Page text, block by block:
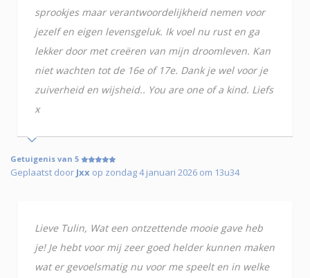
sprookjes maar verantwoordelijkheid nemen voor
jezelf en eigen levensgeluk. Ik voel nu rust en ga
lekker door met creëren van mijn droomleven. Kan
niet wachten tot de 16e of 17e. Dank je wel voor je
zuiverheid en wijsheid.. You are one of a kind. Liefs
x
Getuigenis van 5
Geplaatst door Jxx op zondag 4 januari 2026 om 13u34
Lieve Tulin, Wat een ontzettende mooie gave heb
je! Je hebt voor mij zeer goed helder kunnen maken
wat er gevoelsmatig nu voor me speelt en in welke